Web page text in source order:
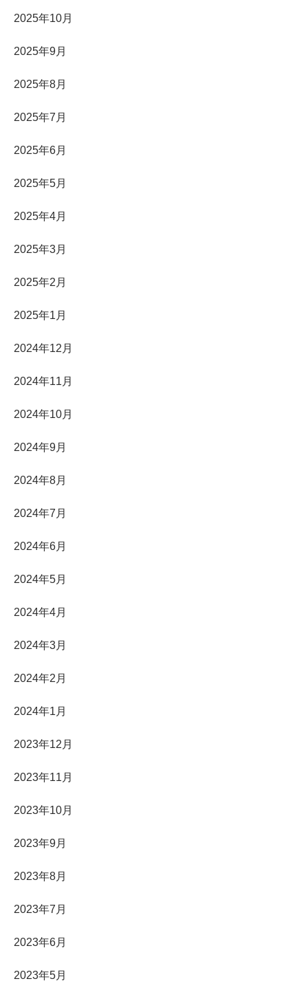
2025年10月
2025年9月
2025年8月
2025年7月
2025年6月
2025年5月
2025年4月
2025年3月
2025年2月
2025年1月
2024年12月
2024年11月
2024年10月
2024年9月
2024年8月
2024年7月
2024年6月
2024年5月
2024年4月
2024年3月
2024年2月
2024年1月
2023年12月
2023年11月
2023年10月
2023年9月
2023年8月
2023年7月
2023年6月
2023年5月